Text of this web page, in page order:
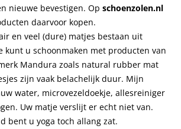
nieuwe bevestigen. Op schoenzolen.nl
daarvoor kopen.
en veel (dure) matjes bestaan uit
kunt u schoonmaken met producten van
Mandura zoals natural rubber mat
zijn vaak belachelijk duur. Mijn
water, microvezeldoekje, allesreiniger
Uw matje verslijt er echt niet van.
bent u yoga toch allang zat.